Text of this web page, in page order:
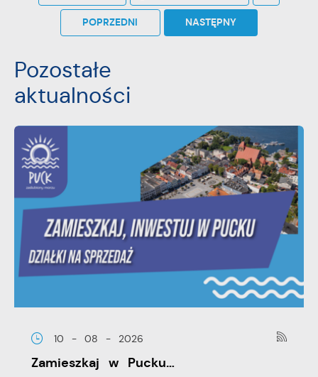
POPRZEDNI NASTĘPNY
Pozostałe
aktualności
10 - 08 - 2026
Zamieszkaj w Pucku…